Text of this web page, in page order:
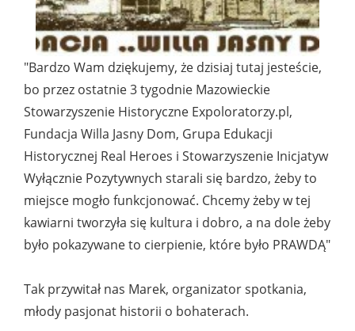
"Bardzo Wam dziękujemy, że dzisiaj tutaj jesteście,
bo przez ostatnie 3 tygodnie Mazowieckie
Stowarzyszenie Historyczne Expoloratorzy.pl,
Fundacja Willa Jasny Dom, Grupa Edukacji
Historycznej Real Heroes i Stowarzyszenie Inicjatyw
Wyłącznie Pozytywnych starali się bardzo, żeby to
miejsce mogło funkcjonować. Chcemy żeby w tej
kawiarni tworzyła się kultura i dobro, a na dole żeby
było pokazywane to cierpienie, które było PRAWDĄ"
Tak przywitał nas Marek, organizator spotkania,
młody pasjonat historii o bohaterach.